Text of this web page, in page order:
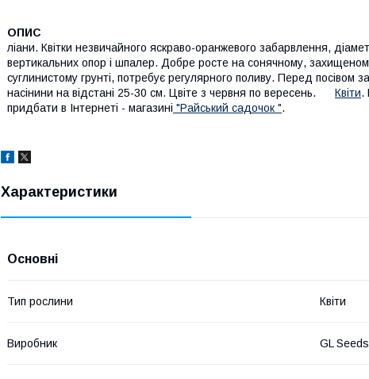
ліани. Квітки незвичайного яскраво-оранжевого забарвлення,
вертикальних опор і шпалер. Добре росте на сонячному,
суглинистому грунті, потребує регулярного поливу. Перед посівом
насінини на відстані 25-30 см. Цвіте з червня по вересень. Квiти.
придбати в Інтернеті - магазині "Райський садочок ".
Характеристики
Основні
Тип рослини Квіти
Виробник GL Seeds